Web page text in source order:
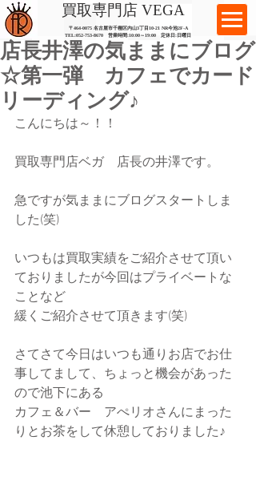
​買取専門店 VEGA
〒464-0075 名古屋市千種区内山3丁目10-21 ​ NR今池2F-A​
TEL:052-753-8670 営業時間:10:00～19:00​ 定休日:日曜日
店長井澤の気ままにブログ
☆第一弾 カフェでカード
リーディング♪
こんにちは～！！
買取専門店ベガ　店長の井澤です。
急ですが気ままにブログスタートしま
した(笑)
いつもは買取実績をご紹介させて頂い
ておりましたが今回はプライベートな
ことなど
緩くご紹介させて頂きます(笑)
さてさて今日はいつも通りお店でお仕
事してまして、ちょっと機会があった
ので池下にある
カフェ＆バー　アぺリオさんにまった
りとお茶をして休憩しておりました♪